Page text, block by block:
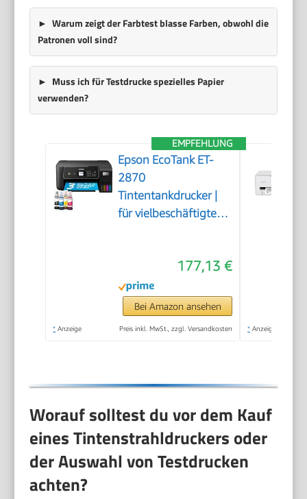
Warum zeigt der Farbtest blasse Farben, obwohl die
Patronen voll sind?
Muss ich für Testdrucke spezielles Papier
verwenden?
EMPFEHLUNG
Epson EcoTank ET-
2870
Tintentankdrucker |
für vielbeschäftigte
Kopieren, Scannen |
3.7 cm LCD-Display |
inkl. Tinte für bis zu 3
Jahre
177,13 €
Bei Amazon ansehen
* Anzeige Preis inkl. MwSt., zzgl. Versandkosten * Anzeige
Worauf solltest du vor dem Kauf
eines Tintenstrahldruckers oder
der Auswahl von Testdrucken
achten?